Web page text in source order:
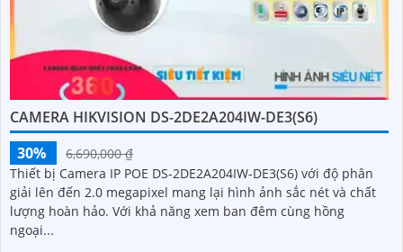
CAMERA HIKVISION DS-2DE2A204IW-DE3(S6)
30%
6,690,000 ₫
Thiết bị Camera IP POE DS-2DE2A204IW-DE3(S6) với độ phân
giải lên đến 2.0 megapixel mang lại hình ảnh sắc nét và chất
lượng hoàn hảo. Với khả năng xem ban đêm cùng hồng
ngoại...